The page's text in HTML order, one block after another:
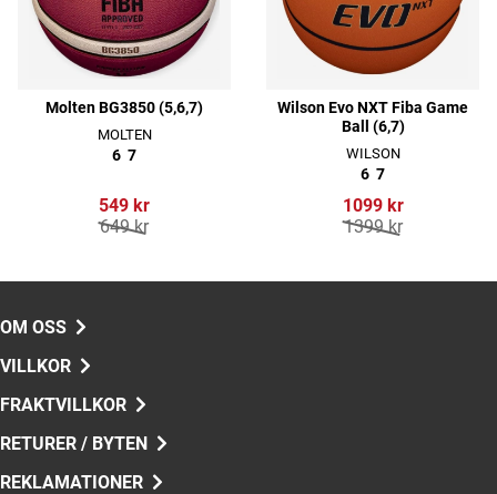
Molten BG3850 (5,6,7)
MOLTEN
6 7
549 kr
649 kr
Wilson Evo NXT Fiba Game
Ball (6,7)
WILSON
6 7
1099 kr
1399 kr
OM OSS
VILLKOR
FRAKTVILLKOR
RETURER / BYTEN
REKLAMATIONER